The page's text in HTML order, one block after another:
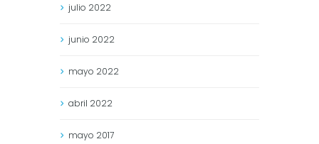
julio 2022
junio 2022
mayo 2022
abril 2022
mayo 2017